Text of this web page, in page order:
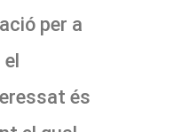
per a
és